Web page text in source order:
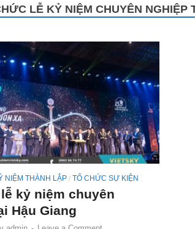
LỄ KỶ NIỆM CHUYÊN NGHIỆP
NIỆM THÀNH LẬP / TỔ CHỨC SỰ KIỆN
kỷ niệm chuyên
Hậu Giang